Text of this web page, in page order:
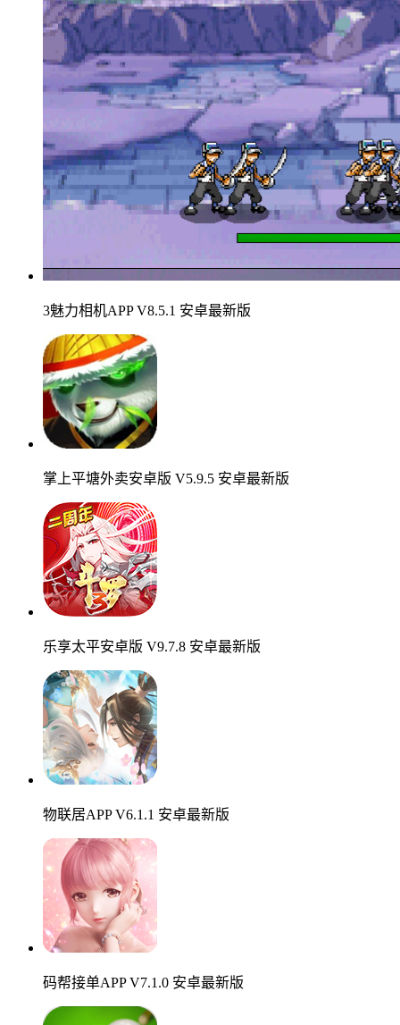
3魅力相机APP V8.5.1 安卓最新版
掌上平塘外卖安卓版 V5.9.5 安卓最新版
乐享太平安卓版 V9.7.8 安卓最新版
物联居APP V6.1.1 安卓最新版
码帮接单APP V7.1.0 安卓最新版